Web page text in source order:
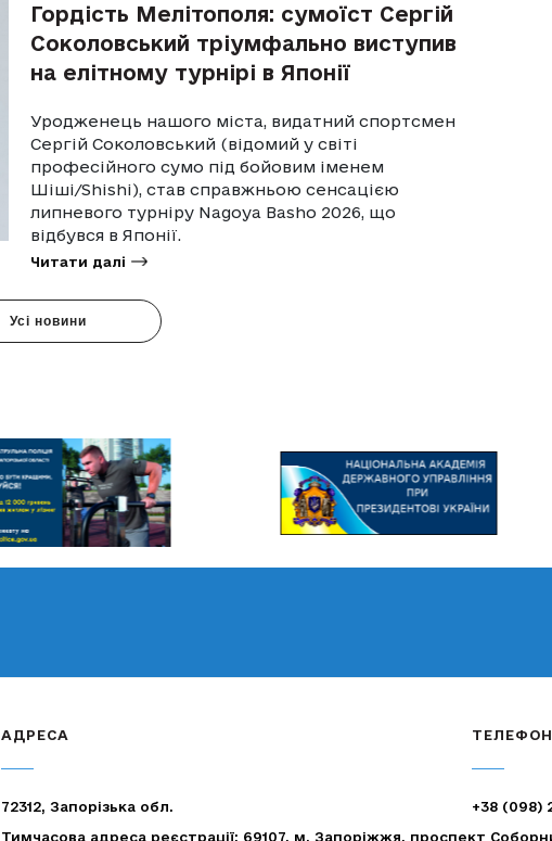
Гордість Мелітополя: сумоїст Сергій
Соколовський тріумфально виступив
на елітному турнірі в Японії
Уродженець нашого міста, видатний спортсмен
Сергій Соколовський (відомий у світі
професійного сумо під бойовим іменем
Шіші/Shishi), став справжньою сенсацією
липневого турніру Nagoya Basho 2026, що
відбувся в Японії.
Читати далі
Усі новини
АДРЕСА
72312, Запорізька обл.
Тимчасова адреса реєстрації: 69107, м. Запоріжжя, проспект
+38 (098)